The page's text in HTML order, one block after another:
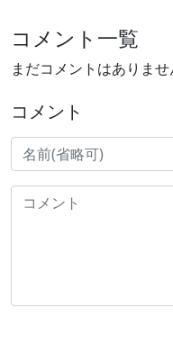
コメント一覧
まだコメントはありませ
コメント